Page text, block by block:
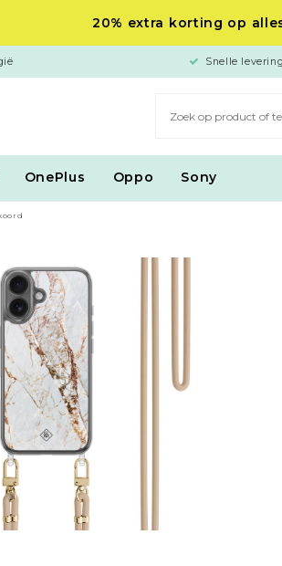
20% extra korting op
Snelle levering
OnePlus Oppo Sony